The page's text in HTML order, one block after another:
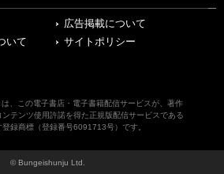
広告掲載について
いて
サイトポリシー
、この電子書店・電子書籍配信サービスが、著作
ンテンツ使用許諾を得た正規版配信サービスである
登録商標（登録番号6091713号）です。
© Bungeishunju Ltd.